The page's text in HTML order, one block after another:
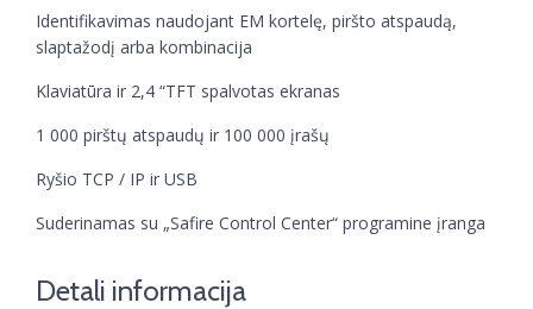
Identifikavimas naudojant EM kortelę, piršto atspaudą,
slaptažodį arba kombinacija
Klaviatūra ir 2,4 “TFT spalvotas ekranas
1 000 pirštų atspaudų ir 100 000 įrašų
Ryšio TCP / IP ir USB
Suderinamas su „Safire Control Center“ programine įranga
Detali informacija